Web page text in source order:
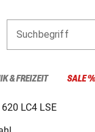
Suchbegriff
& FREIZEIT SALE %
620 LC4 LSE